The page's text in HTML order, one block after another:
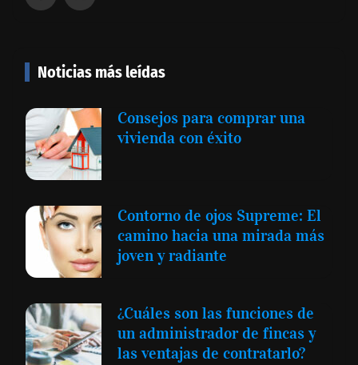
Noticias más leídas
Consejos para comprar una
vivienda con éxito
Contorno de ojos Supreme: El
camino hacia una mirada más
joven y radiante
¿Cuáles son las funciones de
un administrador de fincas y
las ventajas de contratarlo?